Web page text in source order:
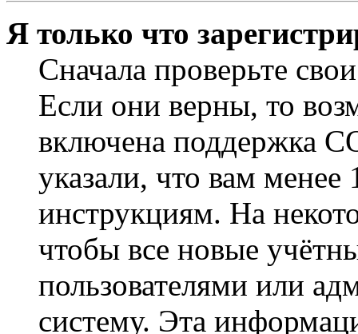
Я только что
Сначала проверьте
Если они верны, то
включена поддержка
указали, что вам
инструкциям. На
чтобы все новые
пользователями или
систему. Эта